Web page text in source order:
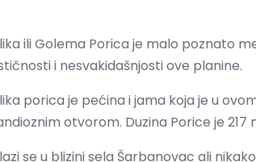
ili Golema Porica je malo poznato
i nesvakidašnjosti ove planine.
porica je pećina i jama koja je u
otvorom. Duzina Porice je
se u blizini sela Šarbanovac ali